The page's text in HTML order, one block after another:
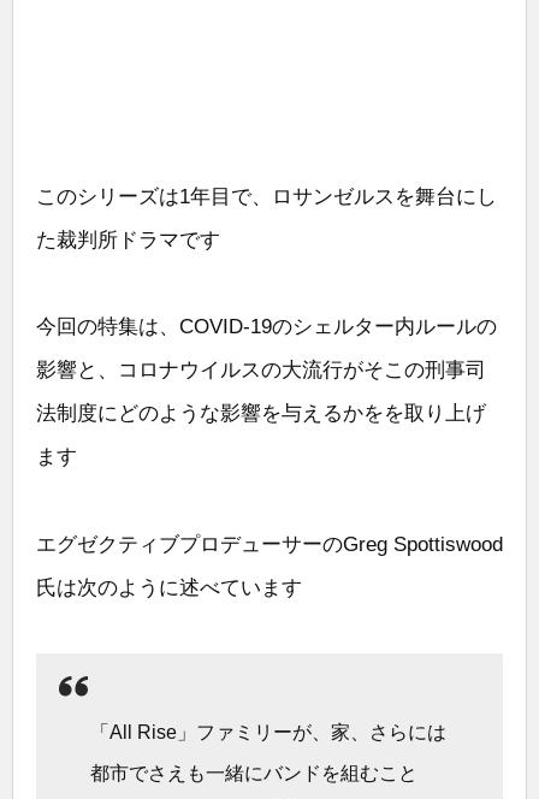
このシリーズは1年目で、ロサンゼルスを舞台にし
た裁判所ドラマです
今回の特集は、COVID-19のシェルター内ルールの
影響と、コロナウイルスの大流行がそこの刑事司
法制度にどのような影響を与えるかをを取り上げ
ます
エグゼクティブプロデューサーのGreg Spottiswood
氏は次のように述べています
「All Rise」ファミリーが、家、さらには
都市でさえも一緒にバンドを組むこと